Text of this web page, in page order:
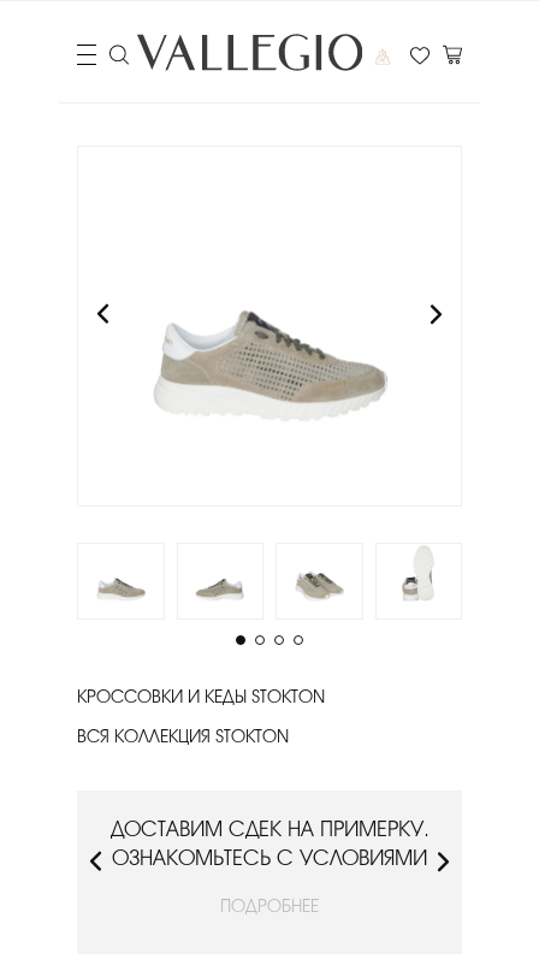
КРОССОВКИ И КЕДЫ STOKTON
ВСЯ КОЛЛЕКЦИЯ STOKTON
ДОСТАВИМ СДЕК НА ПРИМЕРКУ.
ОЗНАКОМЬТЕСЬ С УСЛОВИЯМИ
ПОДРОБНЕЕ